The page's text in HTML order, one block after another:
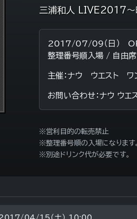
三浦和人 LIVE2017～
2017/07/09（日）
整理番号順入場 / 自由席
主催：ナウ ウエスト ワ
お問い合わせ：ナウ ウエ
※営利目的の転売禁止
※整理番号順の入場になります。
※別途ドリンク代が必要です。